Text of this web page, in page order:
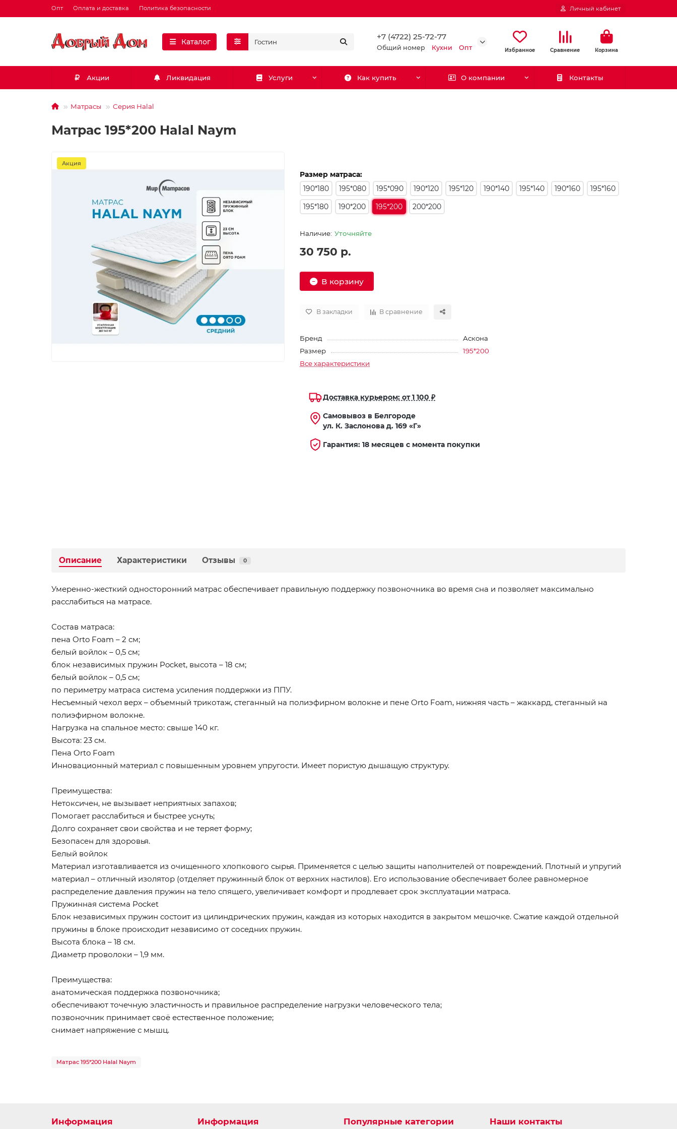
Опт Оплата и доставка Политика безопасности Личный кабинет
Каталог
+7 (4722) 25-72-77
Общий номер Кухни Опт Избранное Сравнение Корзина
Акции Ликвидация Услуги Как купить О компании Контакты
Матрасы Серия Halal
Матрас 195*200 Halal Naym
Акция
Размер матраса:
190*180
195*080 195*090 190*120 195*120 190*140 195*140 190*160
195*160
195*180
190*200 195*200 200*200
Уточняйте
30 750 р.
В корзину
В закладки В сравнение
Бренд
Аскона
Размер
195*200
Все характеристики
Доставка курьером: от 1 100 ₽
Самовывоз в Белгороде
ул. К. Заслонова д. 169 «Г»
Гарантия: 18 месяцев с момента покупки
Описание Характеристики Отзывы 0
Умеренно-жесткий односторонний матрас обеспечивает правильную поддержку позвоночника во время сна и позволяет максимально
расслабиться на матрасе.
Состав матраса:
пена Orto Foam – 2 см;
белый войлок – 0,5 см;
блок независимых пружин Pocket, высота – 18 cм;
белый войлок – 0,5 см;
по периметру матраса система усиления поддержки из ППУ.
Несъемный чехол верх – объемный трикотаж, стеганный на полиэфирном волокне и пене Orto Foam, нижняя часть – жаккард, стеганный на
полиэфирном волокне.
Нагрузка на спальное место: свыше 140 кг.
Высота: 23 см.
Пена Orto Foam
Инновационный материал с повышенным уровнем упругости. Имеет пористую дышащую структуру.
Преимущества:
Нетоксичен, не вызывает неприятных запахов;
Помогает расслабиться и быстрее уснуть;
Долго сохраняет свои свойства и не теряет форму;
Безопасен для здоровья.
Белый войлок
Материал изготавливается из очищенного хлопкового сырья. Применяется с целью защиты наполнителей от повреждений. Плотный и упругий
материал – отличный изолятор (отделяет пружинный блок от верхних настилов). Его использование обеспечивает более равномерное
распределение давления пружин на тело спящего, увеличивает комфорт и продлевает срок эксплуатации матраса.
Пружинная система Pocket
Блок независимых пружин состоит из цилиндрических пружин, каждая из которых находится в закрытом мешочке. Сжатие каждой отдельной
пружины в блоке происходит независимо от соседних пружин.
Высота блока – 18 см.
Диаметр проволоки – 1,9 мм.
Преимущества:
анатомическая поддержка позвоночника;
обеспечивают точечную эластичность и правильное распределение нагрузки человеческого тела;
позвоночник принимает своё естественное положение;
снимает напряжение с мышц.
Матрас 195*200 Halal Naym
Информация Информация Популярные категории Наши контакты